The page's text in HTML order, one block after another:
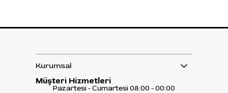
Kurumsal
Müşteri Hizmetleri
Pazartesi - Cumartesi 08:00 - 00:00